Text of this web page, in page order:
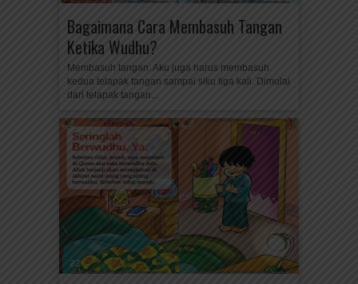
Bagaimana Cara Membasuh Tangan
Ketika Wudhu?
Membasuh tangan. Aku juga harus membasuh
kedua telapak tangan sampai siku tiga kali. Dimulai
dari telapak tangan...